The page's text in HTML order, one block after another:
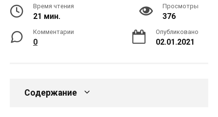
Время чтения
21 мин.
Просмотры
376
Комментарии
0
Опубликовано
02.01.2021
Содержание